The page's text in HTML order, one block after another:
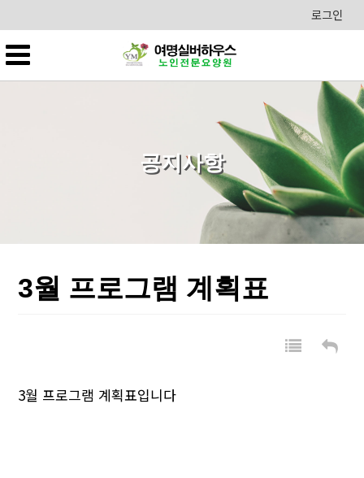
로그인
공지사항
3월 프로그램 계획표
3월 프로그램 계획표입니다